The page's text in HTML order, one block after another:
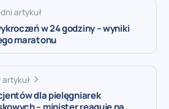
artykuł
w 24 godziny – wyniki
maratonu
artykuł
dla pielęgniarek